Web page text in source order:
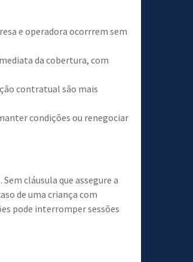
e operadora ocorrrem sem
da cobertura, com
contratual são mais
condições ou renegociar
cláusula que assegure a
de uma criança com
pode interromper sessões